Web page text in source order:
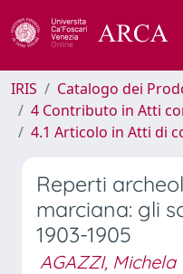
IRIS
Catalogo dei
4 Contributo in Atti
4.1 Articolo in Atti di
Reperti
marciana: gli
1903-1905
AGAZZI, Michela